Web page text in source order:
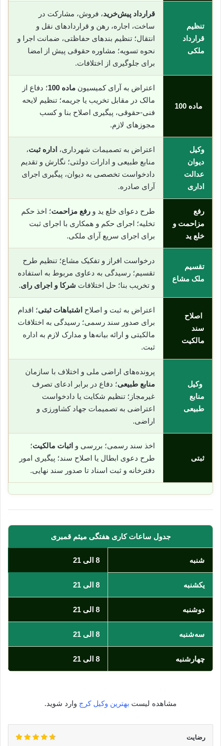
تنظیم
قرارداد
ملکی
قرارداد پیش‌خرید، فروش، مشارکت در
ساخت، اجاره، رهن و قراردادهای نقل و
انتقال؛ تنظیم بندهای حفاظتی، ضمانت اجرا و
نحوه تسویه؛ مشاوره حقوقی پیش از امضا
برای جلوگیری از اختلافات.
ماده 100
اعتراض به آرای کمیسیون ماده 100
؛ دفاع از
مالک در مقابل تخریب یا جریمه؛ تنظیم لایحه
فنی-حقوقی، پیگیری اصلاح بنا و کسب
مجوزهای لازم.
وکیل
دیوان
عدالت
اداری
اعتراض به تصمیمات شهرداری، اداره ثبت،
منابع طبیعی و ادارات دولتی؛ نگارش و تقدیم
دادخواست تخصصی به دیوان، پیگیری اجرای
آرای صادره.
رفع
مزاحمت و
خلع ید
طرح دعوای خلع ید و رفع مزاحمت؛ اخذ حکم
تخلیه؛ اجرای حکم و همکاری با اجرای ثبت
برای اجرای سریع آرای ملکی.
تقسیم
ملک مشاع
درخواست افراز و تفکیک مشاع؛ تنظیم طرح
تقسیم؛ رسیدگی به دعاوی مربوط به استفاده
و تخریب بنا؛ حل اختلافات شرکا و اجرای رای.
اصلاح
سند
مالکیت
اعتراض به ثبت و اصلاح اشتباهات ثبتی؛ اقدام
برای صدور سند رسمی؛ رسیدگی به اختلافات
مالکیتی و ارائه بیانه‌ها و مدارک لازم به اداره
ثبت.
وکیل
منابع
طبیعی
پرونده‌های اراضی ملی و اختلاف با سازمان
منابع طبیعی؛ دفاع در برابر ادعای تصرف
غیرمجاز؛ تنظیم شکایت یا دادخواست
اعتراضی به تصمیمات جهاد کشاورزی و
اراضی.
ثبتی
اخذ سند رسمی؛ بررسی و اثبات مالکیت؛
طرح دعوی ابطال یا اصلاح سند؛ پیگیری امور
دفترخانه و ثبت اسناد تا صدور سند نهایی.
جدول ساعات کاری هفتگی میثم قمبری
شنبه 8 الی 21
یکشنبه 8 الی 21
دوشنبه 8 الی 21
سه‌شنبه 8 الی 21
چهارشنبه 8 الی 21
مشاهده لیست بهترین وکیل کرج وارد شوید.
رضایت